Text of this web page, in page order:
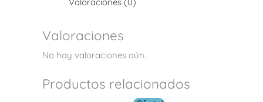
Valoraciones
No hay valoraciones aún.
Productos relacionados